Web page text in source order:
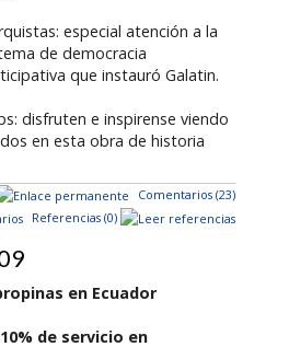
especial atención a la
de democracia
que instauró Galatin.
disfruten e inspirense viendo
en esta obra de historia
Comentarios (23)
Referencias (0)
en Ecuador
de servicio en